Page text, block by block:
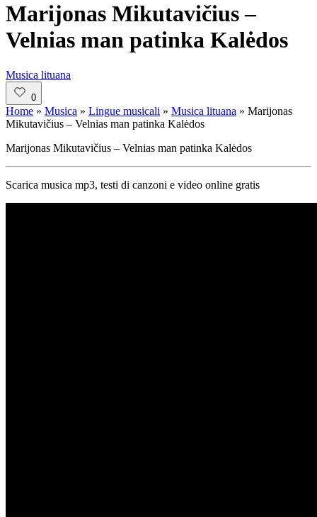
Marijonas Mikutavičius –
Velnias man patinka Kalėdos
Posted
in
Musica lituana
0
Home » Musica » Lingue musicali » Musica lituana » Marijonas
Mikutavičius – Velnias man patinka Kalėdos
Marijonas Mikutavičius – Velnias man patinka Kalėdos
Scarica musica mp3, testi di canzoni e video online gratis